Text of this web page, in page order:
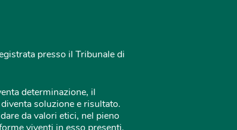
presso il Tribunale di
determinazione, il
soluzione e risultato.
da valori etici, nel pieno